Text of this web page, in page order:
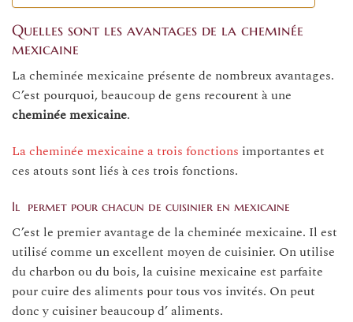
Quelles sont les avantages de la cheminée
mexicaine
La cheminée mexicaine présente de nombreux avantages.
C’est pourquoi, beaucoup de gens recourent à une
cheminée mexicaine.
La cheminée mexicaine a trois fonctions importantes et
ces atouts sont liés à ces trois fonctions.
Il permet pour chacun de cuisinier en mexicaine
C’est le premier avantage de la cheminée mexicaine. Il est
utilisé comme un excellent moyen de cuisinier. On utilise
du charbon ou du bois, la cuisine mexicaine est parfaite
pour cuire des aliments pour tous vos invités. On peut
donc y cuisiner beaucoup d’ aliments.